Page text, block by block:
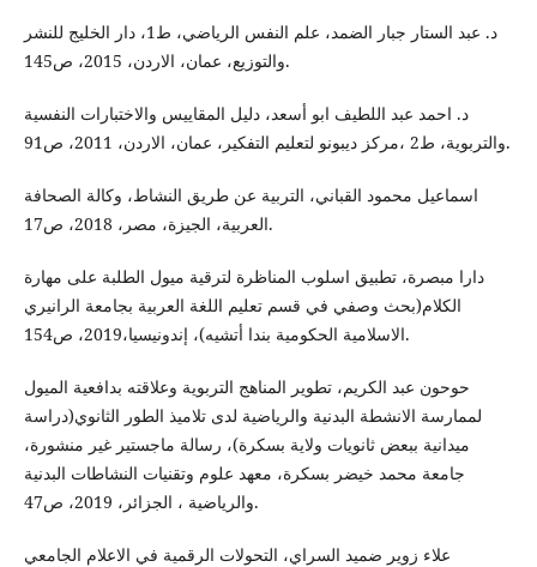
د. عبد الستار جبار الضمد، علم النفس الرياضي، ط1، دار الخليج للنشر
والتوزيع، عمان، الاردن، 2015، ص145.
د. احمد عبد اللطيف ابو أسعد، دليل المقاييس والاختبارات النفسية
والتربوية، ط2 ،مركز ديبونو لتعليم التفكير، عمان، الاردن، 2011، ص91.
اسماعيل محمود القباني، التربية عن طريق النشاط، وكالة الصحافة
العربية، الجيزة، مصر، 2018، ص17.
دارا مبصرة، تطبيق اسلوب المناظرة لترقية ميول الطلبة على مهارة
الكلام(بحث وصفي في قسم تعليم اللغة العربية بجامعة الرانيري
الاسلامية الحكومية بندا أتشيه)، إندونيسيا،2019، ص154.
حوحون عبد الكريم، تطوير المناهج التربوية وعلاقته بدافعية الميول
لممارسة الانشطة البدنية والرياضية لدى تلاميذ الطور الثانوي(دراسة
ميدانية ببعض ثانويات ولاية بسكرة)، رسالة ماجستير غير منشورة،
جامعة محمد خيضر بسكرة، معهد علوم وتقنيات النشاطات البدنية
والرياضية ، الجزائر، 2019، ص47.
علاء زوير ضميد السراي، التحولات الرقمية في الاعلام الجامعي